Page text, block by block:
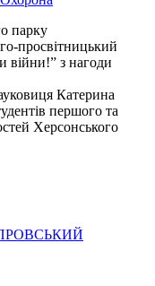
парку
просвітницький
війни!” з нагоди
Катерина
першого та
Херсонського